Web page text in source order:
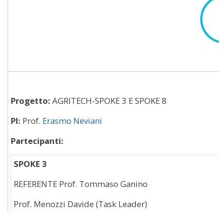
Progetto: AGRITECH-SPOKE 3 E SPOKE 8
PI: Prof. Erasmo Neviani
Partecipanti:
SPOKE 3
REFERENTE Prof. Tommaso Ganino
Prof. Menozzi Davide (Task Leader)